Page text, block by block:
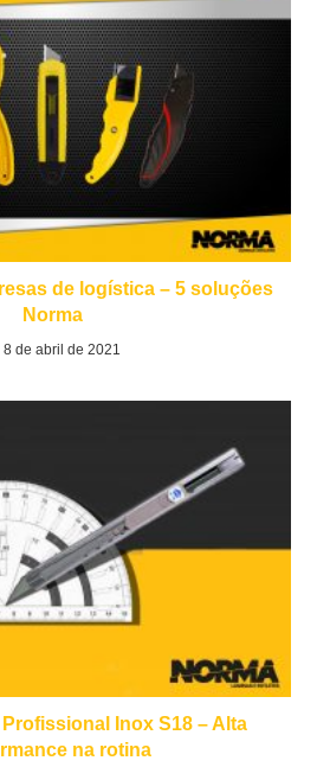
de logística – 5 soluções
Norma
8 de abril de 2021
Inox S18 – Alta
na rotina